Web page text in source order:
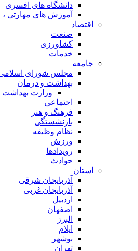
دانشگاه های افسری
آموزش های مهارتی
اقتصاد
صنعت
کشاورزی
خدمات
جامعه
مجلس شورای
بهداشت و درمان
وزارت بهداشت
اجتماعی
فرهنگ و هنر
بازنشستگی
نظام وظیفه
ورزش
رویدادها
حوادث
استان
آذربایجان شرقی
آذربایجان غربی
اردبیل
اصفهان
البرز
ایلام
بوشهر
تهران